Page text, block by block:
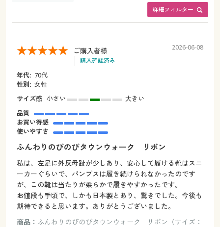
詳細フィルター
ご購入者様
購入確認済み
2026-06-08
年代: 70代
性別: 女性
サイズ感 小さい
大きい
品質
お買い得感
使いやすさ
ふんわりのびのびタウンウォーク リボン
私は、左足に外反母趾が少しあり、安心して履ける靴はスニ
ーカーぐらいで、パンプスは履き続けられなかったのです
が、この靴は当たりが柔らかで履きやすかったです。
お値段も手頃で、しかも日本製とあり、驚きでした。今後も
期待できると思います。ありがとうございました。
商品： ふんわりのびのびタウンウォーク リボン（サイズ：